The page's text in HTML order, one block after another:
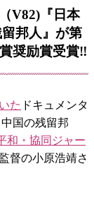
V82)『日本
邦人』が第
奨励賞受賞‼
た ドキュメンタ
国の残留邦
和・協同ジャー
督の小原浩靖さ